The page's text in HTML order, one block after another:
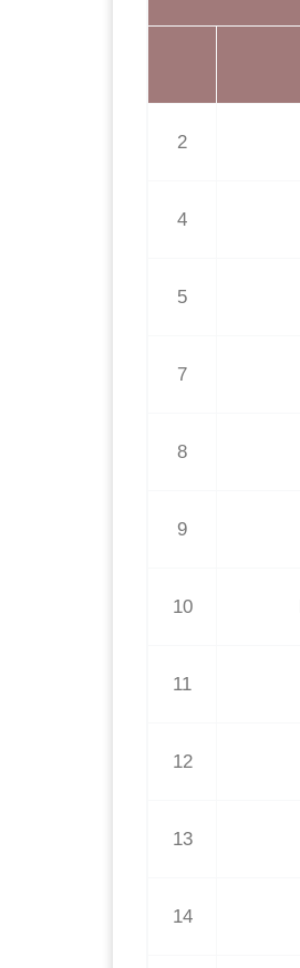
2
4
5
7
8
9
10
11
12
13
14